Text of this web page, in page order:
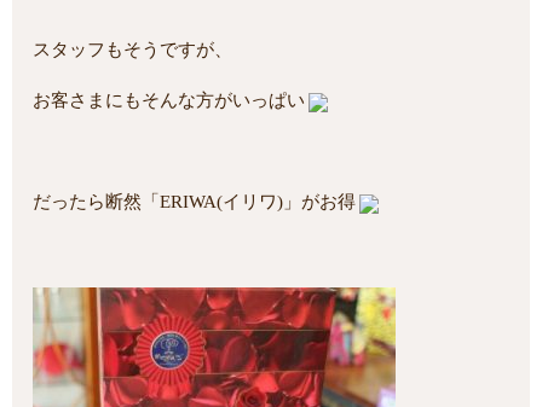
スタッフもそうですが、
お客さまにもそんな方がいっぱい
だったら断然「ERIWA(イリワ)」がお得